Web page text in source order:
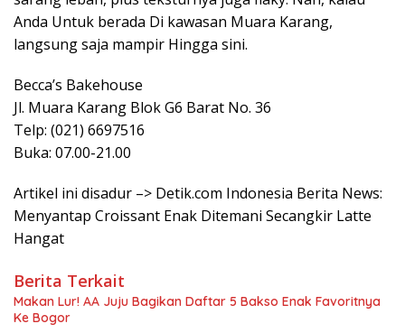
Anda Untuk berada Di kawasan Muara Karang,
langsung saja mampir Hingga sini.
Becca’s Bakehouse
Jl. Muara Karang Blok G6 Barat No. 36
Telp: (021) 6697516
Buka: 07.00-21.00
Artikel ini disadur –> Detik.com Indonesia Berita News:
Menyantap Croissant Enak Ditemani Secangkir Latte
Hangat
Berita Terkait
Makan Lur! AA Juju Bagikan Daftar 5 Bakso Enak Favoritnya
Ke Bogor